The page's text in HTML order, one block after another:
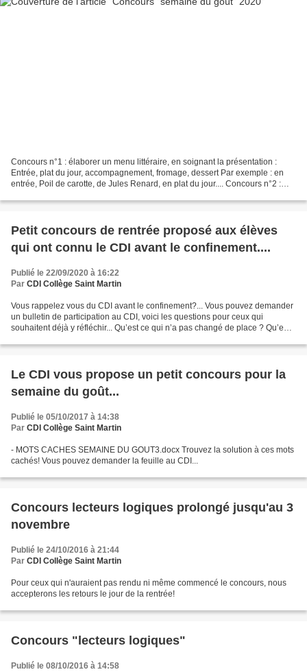
Concours n°1 : élaborer un menu littéraire, en soignant la présentation :
Entrée, plat du jour, accompagnement, fromage, dessert Par exemple : en
entrée, Poil de carotte, de Jules Renard, en plat du jour.... Concours n°2 :
Petit concours de rentrée proposé aux élèves
qui ont connu le CDI avant le confinement....
Publié le 22/09/2020 à 16:22
Par CDI Collège Saint Martin
Vous rappelez vous du CDI avant le confinement?... Vous pouvez demander
un bulletin de participation au CDI, voici les questions pour ceux qui
souhaitent déjà y réfléchir... Qu’est ce qui n’a pas changé de place ? Qu’en
Le CDI vous propose un petit concours pour la
semaine du goût...
Publié le 05/10/2017 à 14:38
Par CDI Collège Saint Martin
- MOTS CACHES SEMAINE DU GOUT3.docx Trouvez la solution à ces mots
cachés! Vous pouvez demander la feuille au CDI...
Concours lecteurs logiques prolongé jusqu'au 3
novembre
Publié le 24/10/2016 à 21:44
Par CDI Collège Saint Martin
Pour ceux qui n'auraient pas rendu ni même commencé le concours, nous
accepterons les retours le jour de la rentrée!
Concours "lecteurs logiques"
Publié le 08/10/2016 à 14:58